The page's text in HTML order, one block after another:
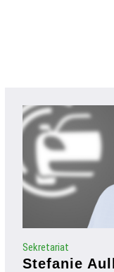
Sekretariat
Stefanie